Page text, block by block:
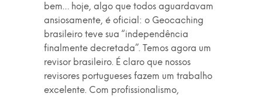
bem… hoje, algo que todos aguardavam
ansiosamente, é oficial: o Geocaching
brasileiro teve sua “independência
finalmente decretada”. Temos agora um
revisor brasileiro. É claro que nossos
revisores portugueses fazem um trabalho
excelente. Com profissionalismo,